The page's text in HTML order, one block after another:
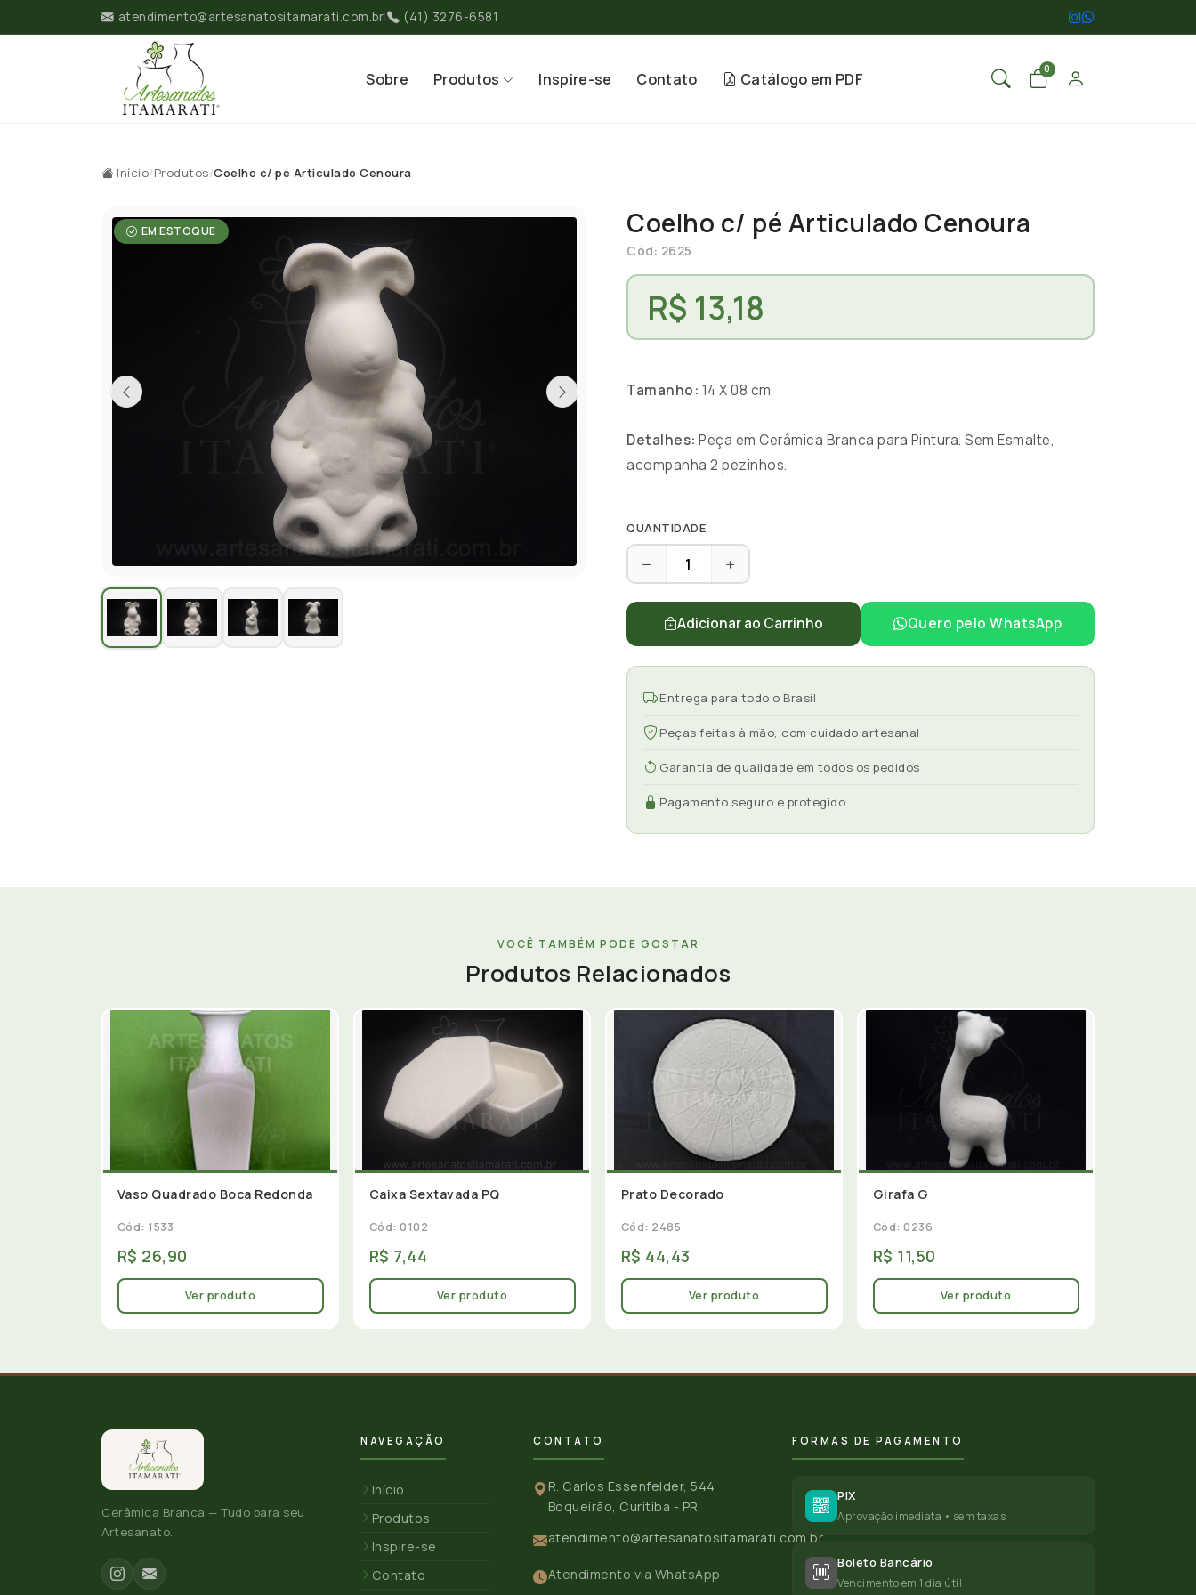
atendimento@artesanatositamarati.com.br| (41) 3276-6581
Sobre Produtos Inspire-se Contato Catálogo em PDF
0
Início/Produtos/Coelho c/ pé Articulado Cenoura
EM ESTOQUE Coelho c/ pé Articulado Cenoura
Cód: 2625
R$ 13,18
Tamanho: 14 X 08 cm
Detalhes: Peça em Cerâmica Branca para Pintura. Sem Esmalte,
acompanha 2 pezinhos.
QUANTIDADE
Adicionar ao Carrinho Quero pelo WhatsApp
Entrega para todo o Brasil
Peças feitas à mão, com cuidado artesanal
Garantia de qualidade em todos os pedidos
Pagamento seguro e protegido
VOCÊ TAMBÉM PODE GOSTAR
Produtos Relacionados
Vaso Quadrado Boca Redonda
Cód: 1533
R$ 26,90
Ver produto
Caixa Sextavada PQ
Cód: 0102
R$ 7,44
Ver produto
Prato Decorado
Cód: 2485
R$ 44,43
Ver produto
Girafa G
Cód: 0236
R$ 11,50
Ver produto
Cerâmica Branca — Tudo para seu
Artesanato.
NAVEGAÇÃO
Início
Produtos
Inspire-se
Contato
CONTATO
R. Carlos Essenfelder, 544
Boqueirão, Curitiba - PR
atendimento@artesanatositamarati.com.br
Atendimento via WhatsApp
FORMAS DE PAGAMENTO
PIX
Aprovação imediata • sem taxas
Boleto Bancário
Vencimento em 1 dia útil